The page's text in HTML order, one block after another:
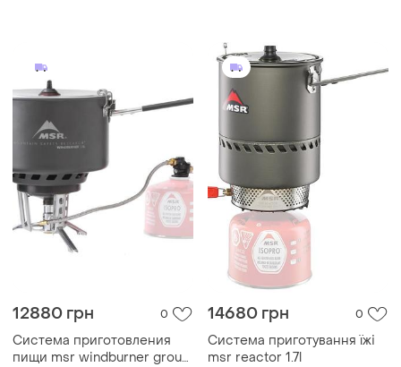
12880 грн 0
Система приготовления
пищи msr windburner group
14680 грн 0
Система приготування їжі
msr reactor 1.7l